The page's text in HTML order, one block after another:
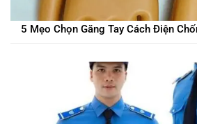
5 Mẹo Chọn Găng Tay Cách Điện